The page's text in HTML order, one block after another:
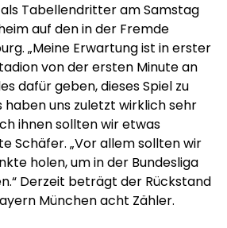
Tabellendritter am Samstag
auf den in der Fremde
„Meine Erwartung ist in erster
von der ersten Minute an
dafür geben, dieses Spiel zu
haben uns zuletzt wirklich sehr
ihnen sollten wir etwas
Schäfer. „Vor allem sollten wir
holen, um in der Bundesliga
Derzeit beträgt der Rückstand
München acht Zähler.